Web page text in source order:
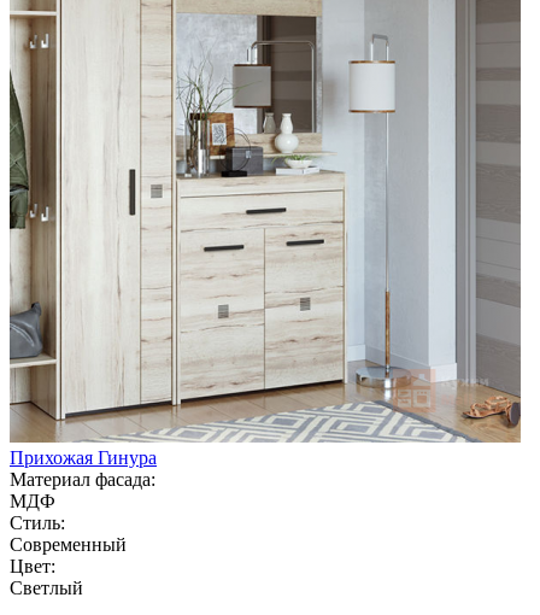
Прихожая Гинура
Материал фасада:
МДФ
Стиль:
Современный
Цвет:
Светлый